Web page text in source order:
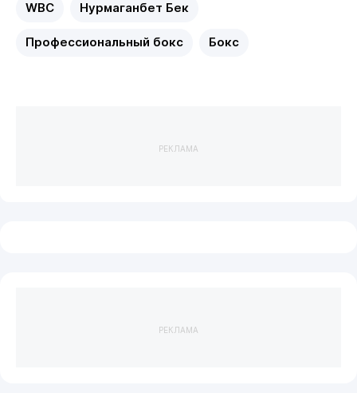
WBC Нурмаганбет Бек
Профессиональный бокс Бокс
РЕКЛАМА
РЕКЛАМА